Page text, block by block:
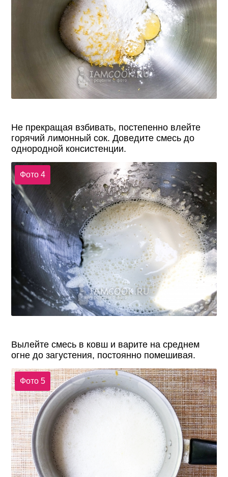
Не прекращая взбивать, постепенно влейте
горячий лимонный сок. Доведите смесь до
однородной консистенции.
Фото 4
Вылейте смесь в ковш и варите на среднем
огне до загустения, постоянно помешивая.
Фото 5